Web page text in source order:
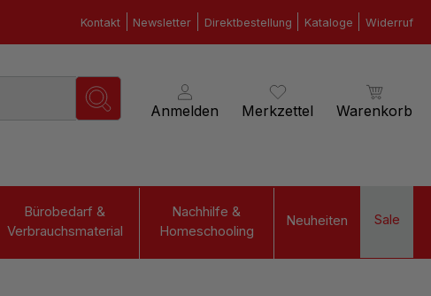
Kontakt Newsletter Direktbestellung Kataloge Widerruf
Anmelden Merkzettel Warenkorb
Bürobedarf &
Verbrauchsmaterial
Nachhilfe &
Homeschooling
Neuheiten Sale